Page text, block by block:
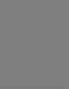
dürfen